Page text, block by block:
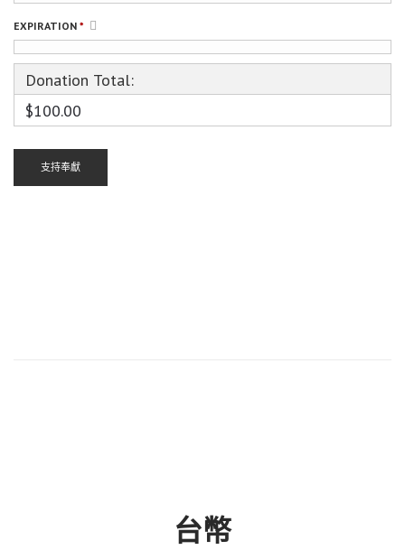
EXPIRATION *
Donation Total:
$100.00
台幣